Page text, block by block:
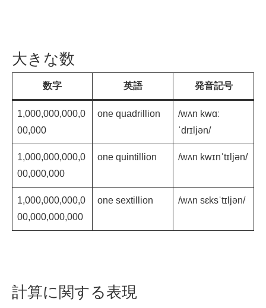
大きな数
数字 英語 発音記号
1,000,000,000,0
00,000
one quadrillion
/wʌn kwɑː
ˈdrɪljən/
1,000,000,000,0
00,000,000
one quintillion /wʌn kwɪnˈtɪljən/
1,000,000,000,0
00,000,000,000
one sextillion /wʌn sɛksˈtɪljən/
計算に関する表現